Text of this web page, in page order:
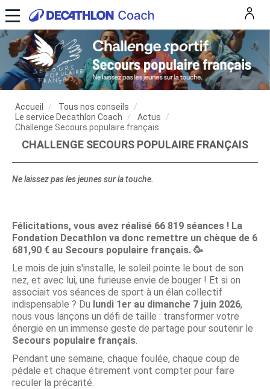
Accueil
Tous nos conseils
Le service Decathlon Coach
Actus
Challenge Secours populaire français
CHALLENGE SECOURS POPULAIRE FRANÇAIS
Ne laissez pas les jeunes sur la touche.
Félicitations, vous avez réalisé 66 819 séances ! La
Fondation Decathlon va donc remettre un chèque de 6
681,90 € au Secours populaire français. 🥳
Le mois de juin s'installe, le soleil pointe le bout de son
nez, et avec lui, une furieuse envie de bouger ! Et si on
associait vos séances de sport à un élan collectif
indispensable ? Du lundi 1er au dimanche 7 juin 2026,
nous vous lançons un défi de taille : transformer votre
énergie en un immense geste de partage pour soutenir le
Secours populaire français.
Pendant une semaine, chaque foulée, chaque coup de
pédale et chaque étirement vont compter pour faire
reculer la précarité.